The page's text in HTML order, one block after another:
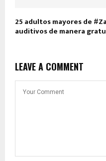
25 adultos mayores de
auditivos de manera
LEAVE A COMMENT